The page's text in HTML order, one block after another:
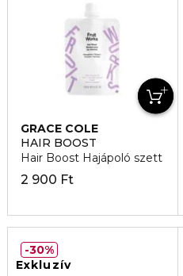
GRACE COLE
HAIR BOOST
Hair Boost Hajápoló szett
2 900 Ft
Exkluzív
30%